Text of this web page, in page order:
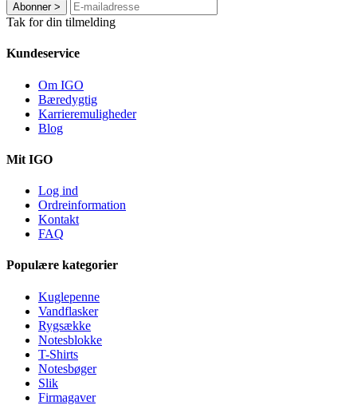
Abonner>
Tak for din tilmelding
Kundeservice
Om IGO
Bæredygtig
Karrieremuligheder
Blog
Mit IGO
Log ind
Ordreinformation
Kontakt
FAQ
Populære kategorier
Kuglepenne
Vandflasker
Rygsække
Notesblokke
T-Shirts
Notesbøger
Slik
Firmagaver